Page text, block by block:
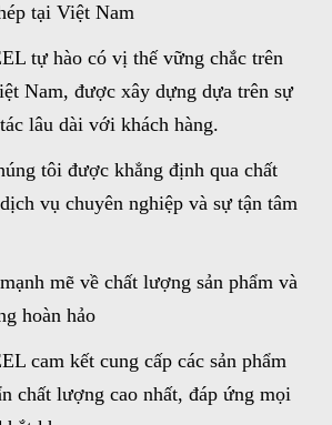
tại Việt Nam
tự hào có vị thế vững chắc trên
Nam, được xây dựng dựa trên sự
lâu dài với khách hàng.
tôi được khẳng định qua chất
vụ chuyên nghiệp và sự tận tâm
mẽ về chất lượng sản phẩm và
hoàn hảo
cam kết cung cấp các sản phẩm
chất lượng cao nhất, đáp ứng mọi